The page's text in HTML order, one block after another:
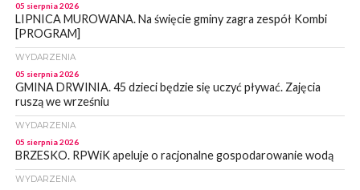
05 sierpnia 2026
LIPNICA MUROWANA. Na święcie gminy zagra zespół Kombi
[PROGRAM]
WYDARZENIA
05 sierpnia 2026
GMINA DRWINIA. 45 dzieci będzie się uczyć pływać. Zajęcia
ruszą we wrześniu
WYDARZENIA
05 sierpnia 2026
BRZESKO. RPWiK apeluje o racjonalne gospodarowanie wodą
WYDARZENIA